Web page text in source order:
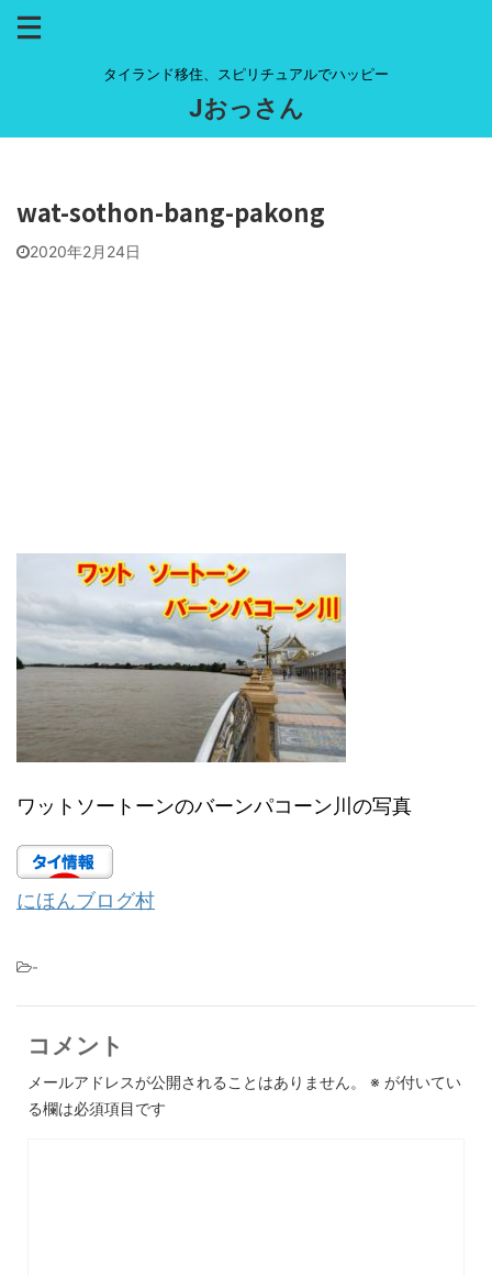
タイランド移住、スピリチュアルでハッピー
Jおっさん
wat-sothon-bang-pakong
2020年2月24日
ワットソートーンのバーンパコーン川の写真
にほんブログ村
-
コメント
メールアドレスが公開されることはありません。 ※ が付いてい
る欄は必須項目です